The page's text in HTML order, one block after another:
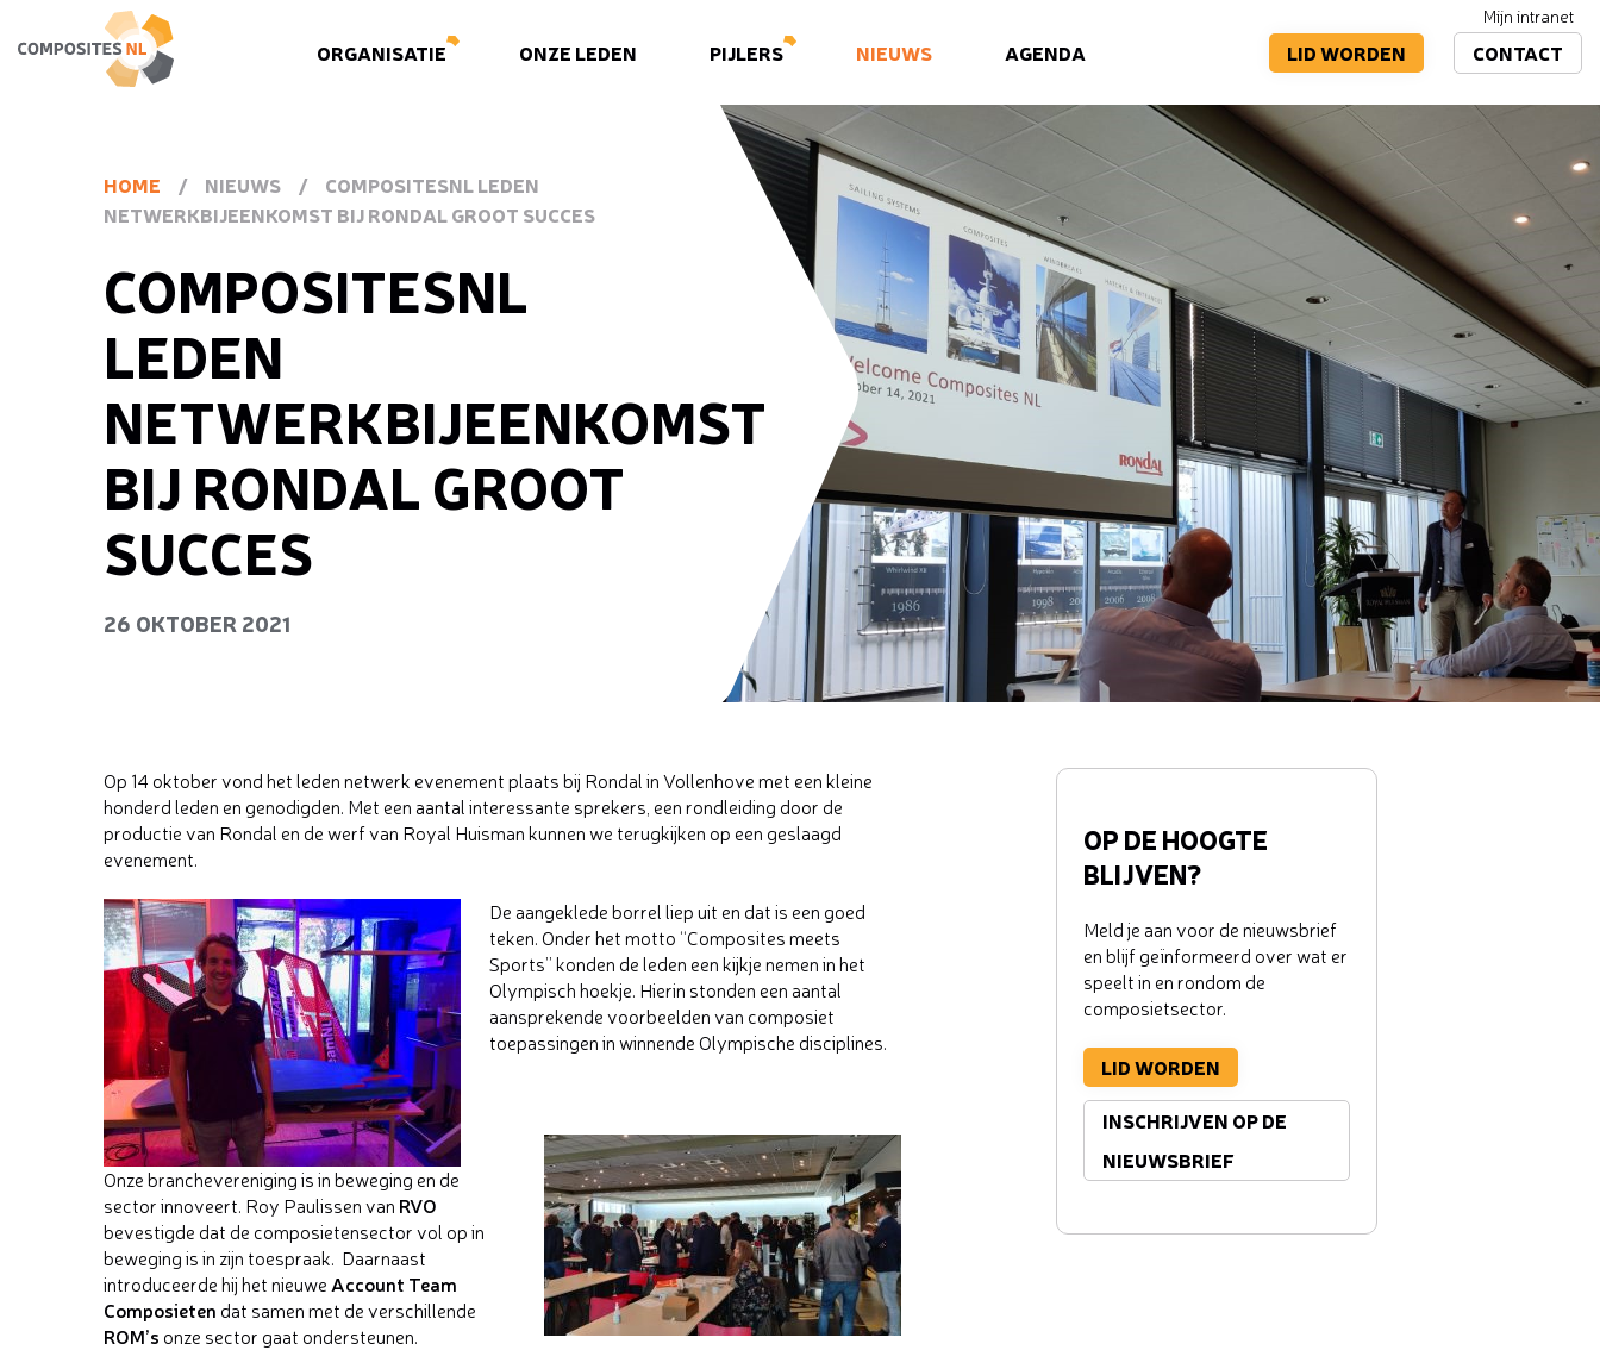
ORGANISATIE ONZE LEDEN PIJLERS NIEUWS AGENDA
Mijn intranet
LID WORDEN CONTACT
HOME / NIEUWS /
COMPOSITESNL LEDEN
NETWERKBIJEENKOMST BIJ RONDAL GROOT SUCCES
COMPOSITESNL
LEDEN
NETWERKBIJEENKOMST
BIJ RONDAL GROOT
SUCCES
26 OKTOBER 2021
Op 14 oktober vond het leden netwerk evenement plaats bij Rondal in Vollenhove met een kleine
honderd leden en genodigden. Met een aantal interessante sprekers, een rondleiding door de
productie van Rondal en de werf van Royal Huisman kunnen we terugkijken op een geslaagd
evenement.
De aangeklede borrel liep uit en dat is een goed
teken. Onder het motto “Composites meets
Sports” konden de leden een kijkje nemen in het
Olympisch hoekje. Hierin stonden een aantal
aansprekende voorbeelden van composiet
toepassingen in winnende Olympische disciplines.
Onze branchevereniging is in beweging en de
sector innoveert. Roy Paulissen van RVO
bevestigde dat de composietensector vol op in
beweging is in zijn toespraak. Daarnaast
introduceerde hij het nieuwe Account Team
Composieten dat samen met de verschillende
ROM’s onze sector gaat ondersteunen.
OP DE HOOGTE
BLIJVEN?
Meld je aan voor de nieuwsbrief
en blijf geïnformeerd over wat er
speelt in en rondom de
composietsector.
LID WORDEN
INSCHRIJVEN OP DE
NIEUWSBRIEF